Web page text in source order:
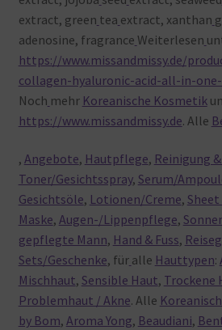
extract, green tea extract, xanthan
adenosine, fragrance Weiterlesen
https://www.missandmissy.de/
collagen-hyaluronic-acid-all-in-
Noch mehr Koreanische Kosmetik
https://www.missandmissy.de. Alle
, Angebote, Hautpflege, Reinigung
Toner/Gesichtsspray, Serum/
Gesichtsöle, Lotionen/Creme, Sheet
Maske, Augen-/Lippenpflege,
gepflegte Mann, Hand & Fuss,
Sets/Geschenke, für alle Hauttypen:
Mischhaut, Sensible Haut, Trockene
Problemhaut / Akne. Alle
by Bom, Aroma Yong, Beaudiani,